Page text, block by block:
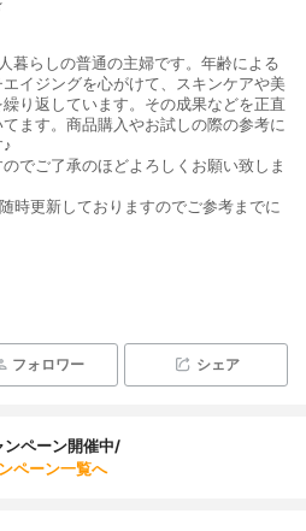
暮らしの普通の主婦です。年齢による
イジングを心がけて、スキンケアや美
り返しています。その成果などを正直
ます。商品購入やお試しの際の参考に
でご了承のほどよろしくお願い致しま
時更新しておりますのでご参考までに
フォロワー シェア
ンペーン開催中/
ペーン一覧へ